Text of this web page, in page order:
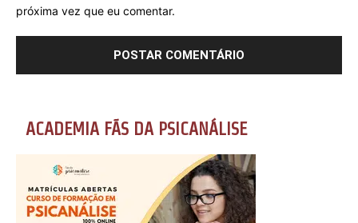
próxima vez que eu comentar.
ACADEMIA FÃS DA PSICANÁLISE